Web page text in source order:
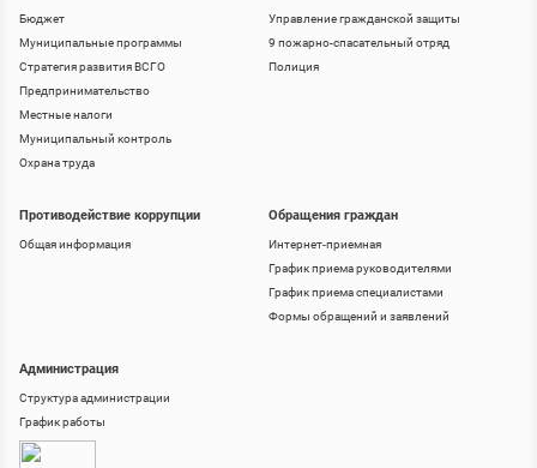
Бюджет
Муниципальные программы
Стратегия развития ВСГО
Предпринимательство
Местные налоги
Муниципальный контроль
Охрана труда
Управление гражданской защиты
9 пожарно-спасательный отряд
Полиция
Противодействие коррупции
Общая информация
Обращения граждан
Интернет-приемная
График приема руководителями
График приема специалистами
Формы обращений и заявлений
Администрация
Структура администрации
График работы